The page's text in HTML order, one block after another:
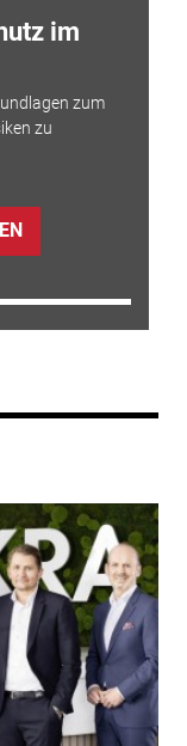
im
zum
zu